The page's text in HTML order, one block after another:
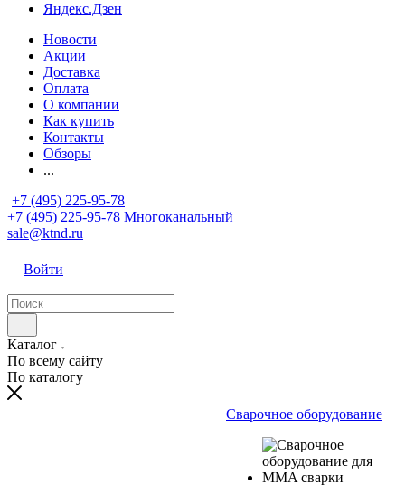
Яндекс.Дзен
Новости
Акции
Доставка
Оплата
О компании
Как купить
Контакты
Обзоры
...
+7 (495) 225-95-78
+7 (495) 225-95-78 Многоканальный
sale@ktnd.ru
Войти
Каталог
По всему сайту
По каталогу
Сварочное оборудование